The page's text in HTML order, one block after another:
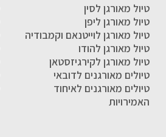
טיול מאורגן לסין
טיול מאורגן ליפן
טיול מאורגן לוייטנאם וקמבודיה
טיול מאורגן להודו
טיול מאורגן לקירגיזסטאן
טיולים מאורגנים לדובאי
טיולים מאורגנים לאיחוד
האמירויות